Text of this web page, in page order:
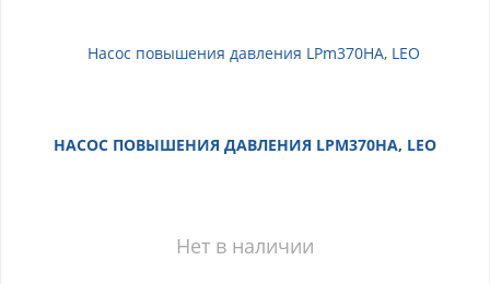
НАСОС ПОВЫШЕНИЯ ДАВЛЕНИЯ LPM370HA, LEO
Нет в наличии